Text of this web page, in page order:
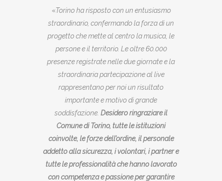
«Torino ha risposto con un entusiasmo
straordinario, confermando la forza di un
progetto che mette al centro la musica, le
persone e il territorio. Le oltre 60.000
presenze registrate nelle due giornate e la
straordinaria partecipazione al live
rappresentano per noi un risultato
importante e motivo di grande
soddisfazione. Desidero ringraziare il
Comune di Torino, tutte le istituzioni
coinvolte, le forze dell’ordine, il personale
addetto alla sicurezza, i volontari, i partner e
tutte le professionalità che hanno lavorato
con competenza e passione per garantire